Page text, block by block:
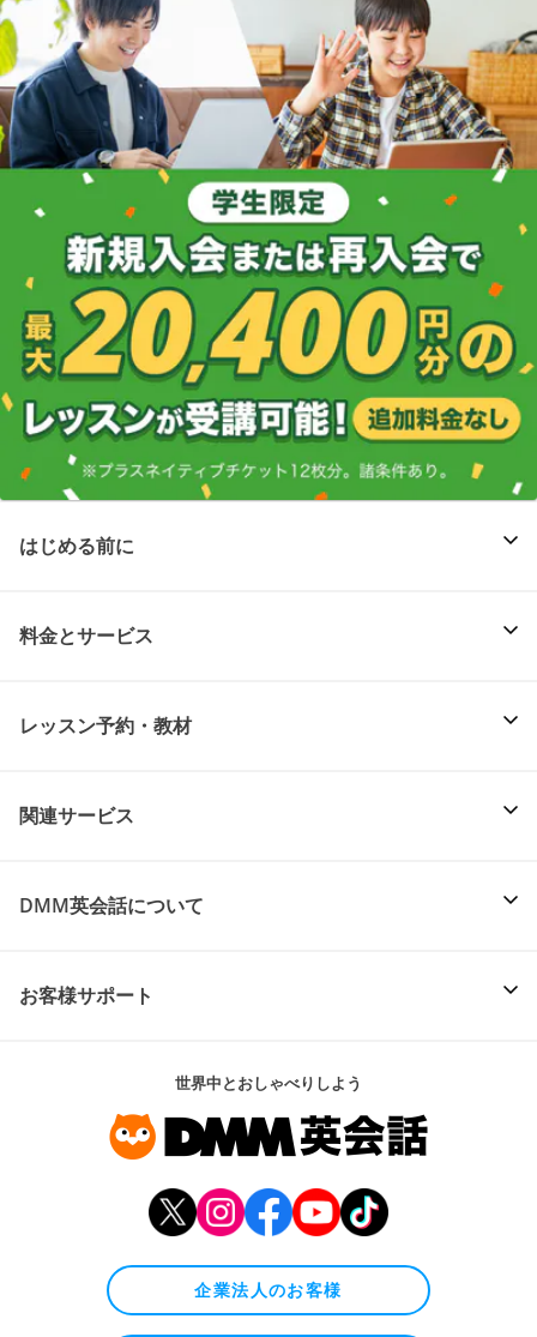
はじめる前に
料金とサービス
レッスン予約・教材
関連サービス
DMM英会話について
お客様サポート
世界中とおしゃべりしよう
企業法人のお客様